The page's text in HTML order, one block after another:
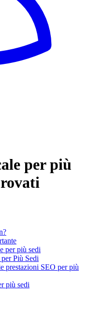
per più
per più sedi
Più Sedi
prestazioni SEO per più
più sedi